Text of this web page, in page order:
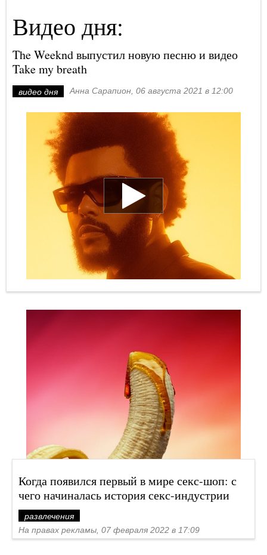
Видео дня:
The Weeknd выпустил новую песню и видео
Take my breath
видео дня Анна Сарапион, 06 августа 2021 в 12:00
Когда появился первый в мире секс-шоп: с
чего начиналась история секс-индустрии
развлечения
На правах рекламы, 07 февраля 2022 в 17:09